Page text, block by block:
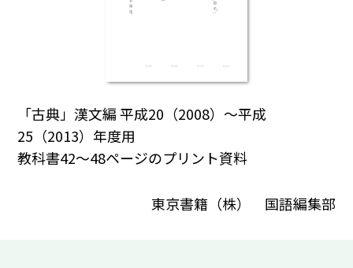
「古典」漢文編 平成20（2008）～平成
25（2013）年度用
教科書42～48ページのプリント資料
東京書籍（株） 国語編集部